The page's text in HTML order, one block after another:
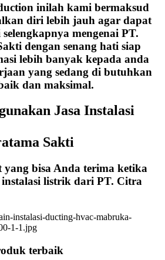
inilah kami bermaksud
diri lebih jauh agar dapat
mengenai PT.
dengan senang hati siap
lebih banyak kepada anda
yang sedang di butuhkan
dan maksimal.
Jasa Instalasi
Sakti
bisa Anda terima ketika
listrik dari PT. Citra
terbaik